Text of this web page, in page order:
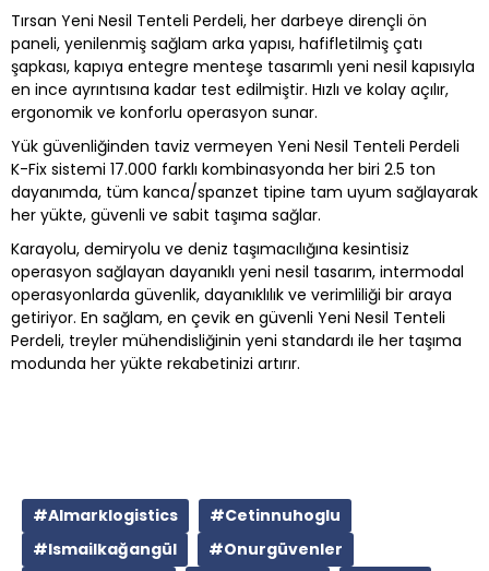
Tırsan Yeni Nesil Tenteli Perdeli, her darbeye dirençli ön
paneli, yenilenmiş sağlam arka yapısı, hafifletilmiş çatı
şapkası, kapıya entegre menteşe tasarımlı yeni nesil kapısıyla
en ince ayrıntısına kadar test edilmiştir. Hızlı ve kolay açılır,
ergonomik ve konforlu operasyon sunar.
Yük güvenliğinden taviz vermeyen Yeni Nesil Tenteli Perdeli
K-Fix sistemi 17.000 farklı kombinasyonda her biri 2.5 ton
dayanımda, tüm kanca/spanzet tipine tam uyum sağlayarak
her yükte, güvenli ve sabit taşıma sağlar.
Karayolu, demiryolu ve deniz taşımacılığına kesintisiz
operasyon sağlayan dayanıklı yeni nesil tasarım, intermodal
operasyonlarda güvenlik, dayanıklılık ve verimliliği bir araya
getiriyor. En sağlam, en çevik en güvenli Yeni Nesil Tenteli
Perdeli, treyler mühendisliğinin yeni standardı ile her taşıma
modunda her yükte rekabetinizi artırır.
#Almarklogistics
#Cetinnuhoglu
#Ismailkağangül
#Onurgüvenler